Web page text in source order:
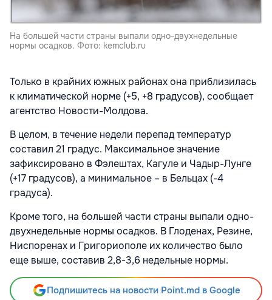
На большей части страны выпали одно-двухнедельные
нормы осадков. Фото: kemclub.ru
Только в крайних южных районах она приблизилась
к климатической норме (+5, +8 градусов), сообщает
агентство Новости-Молдова.
В целом, в течение недели перепад температур
составил 21 градус. Максимальное значение
зафиксировано в Фэлештах, Кагуле и Чадыр-Лунге
(+17 градусов), а минимальное – в Бельцах (-4
градуса).
Кроме того, на большей части страны выпали одно-
двухнедельные нормы осадков. В Глоденах, Резине,
Ниспоренах и Григориополе их количество было
еще выше, составив 2,8-3,6 недельные нормы.
Подпишитесь на новости Point.md в Google